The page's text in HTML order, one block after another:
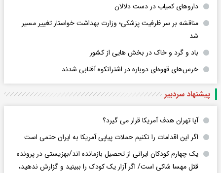
داروهای کمیاب در دست دلالان
مناقشه بر سر ظرفیت پزشکی؛ وزارت بهداشت خواستار تغییر مسیر
شد
باد و گرد و خاک در بخش هایی از کشور
خرس‌های قهوه‌ای دوباره در اشترانکوه آفتابی شدند
پیشنهاد سردبیر
آیا تهران هدف آمریکا قرار می گیرد؟
اگر این اقدامات را نکنیم حملات پیاپی آمریکا به ایران حتمی است
یک چهارم کودکان ایرانی از تحصیل بازمانده اند/بهزیستی در پرونده
قتل مهسا شاکی است/ اگر آزار یک کودک را ببینید و گزارش ندهید،